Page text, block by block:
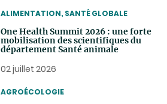
THEMATIC
ALIMENTATION, SANTÉ GLOBALE
One Health Summit 2026 : une forte
mobilisation des scientifiques du
département Santé animale
02 juillet 2026
THEMATIC
AGROÉCOLOGIE